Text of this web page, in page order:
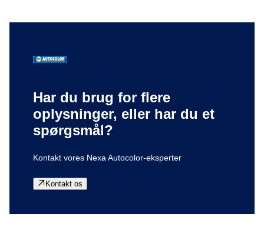
Har du brug for flere
oplysninger, eller har du et
spørgsmål?
Kontakt vores Nexa Autocolor-eksperter
Kontakt os